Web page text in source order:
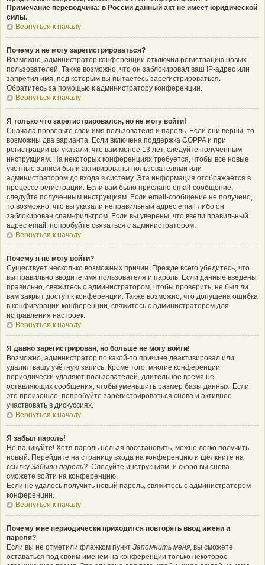
Примечание переводчика: в России данный акт не имеет юридической
силы..
Вернуться к началу
Почему я не могу зарегистрироваться?
Возможно, администратор конференции отключил регистрацию новых
пользователей. Также возможно, что он заблокировал ваш IP-адрес или
запретил имя, под которым вы пытаетесь зарегистрироваться.
Обратитесь за помощью к администратору конференции.
Вернуться к началу
Я только что зарегистрировался, но не могу войти!
Сначала проверьте свои имя пользователя и пароль. Если они верны, то
возможны два варианта. Если включена поддержка COPPA и при
регистрации вы указали, что вам менее 13 лет, следуйте полученным
инструкциям. На некоторых конференциях требуется, чтобы все новые
учётные записи были активированы пользователями или
администратором до входа в систему. Эта информация отображается в
процессе регистрации. Если вам было прислано email-сообщение,
следуйте полученным инструкциям. Если email-сообщение не получено,
то возможно, что вы указали неправильный адрес email либо он
заблокирован спам-фильтром. Если вы уверены, что ввели правильный
адрес email, попробуйте связаться с администратором.
Вернуться к началу
Почему я не могу войти?
Существует несколько возможных причин. Прежде всего убедитесь, что
вы правильно вводите имя пользователя и пароль. Если данные введены
правильно, свяжитесь с администратором, чтобы проверить, не был ли
вам закрыт доступ к конференции. Также возможно, что допущена ошибка
в конфигурации конференции, свяжитесь с администратором для
исправления настроек.
Вернуться к началу
Я давно зарегистрирован, но больше не могу войти!
Возможно, администратор по какой-то причине деактивировал или
удалил вашу учётную запись. Кроме того, многие конференции
периодически удаляют пользователей, длительное время не
оставляющих сообщения, чтобы уменьшить размер базы данных. Если
это произошло, попробуйте зарегистрироваться снова и активнее
участвовать в дискуссиях.
Вернуться к началу
Я забыл пароль!
Не паникуйте! Хотя пароль нельзя восстановить, можно легко получить
новый. Перейдите на страницу входа на конференцию и щёлкните на
ссылку Забыли пароль?. Следуйте инструкциям, и скоро вы снова
сможете войти на конференцию.
Если не удалось получить новый пароль, свяжитесь с администратором
конференции.
Вернуться к началу
Почему мне периодически приходится повторять ввод имени и
пароля?
Если вы не отметили флажком пункт Запомнить меня, вы сможете
оставаться под своим именем на конференции только некоторое